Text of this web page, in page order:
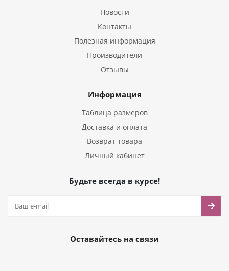
Новости
Контакты
Полезная информация
Производители
Отзывы
Информация
Таблица размеров
Доставка и оплата
Возврат товара
Личный кабинет
Будьте всегда в курсе!
Оставайтесь на связи